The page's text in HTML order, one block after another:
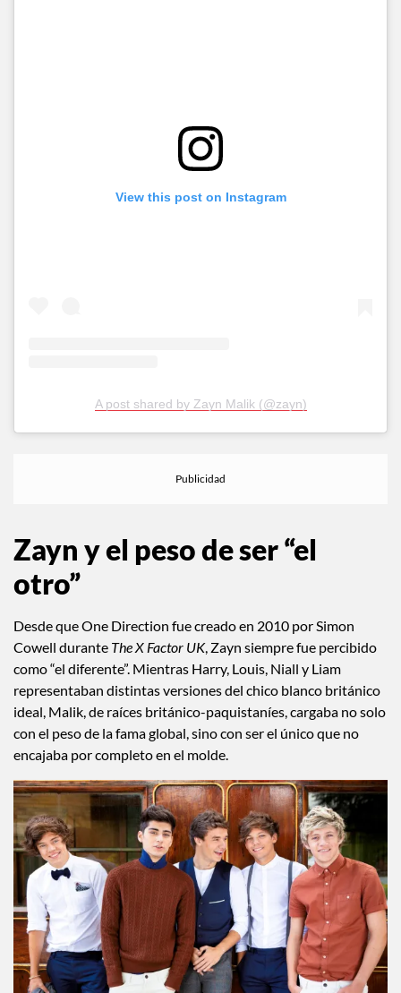
View this post on Instagram
A post shared by Zayn Malik (@zayn)
Zayn y el peso de ser “el
otro”
Desde que One Direction fue creado en 2010 por Simon
Cowell durante The X Factor UK, Zayn siempre fue percibido
como “el diferente”. Mientras Harry, Louis, Niall y Liam
representaban distintas versiones del chico blanco británico
ideal, Malik, de raíces británico-paquistaníes, cargaba no solo
con el peso de la fama global, sino con ser el único que no
encajaba por completo en el molde.